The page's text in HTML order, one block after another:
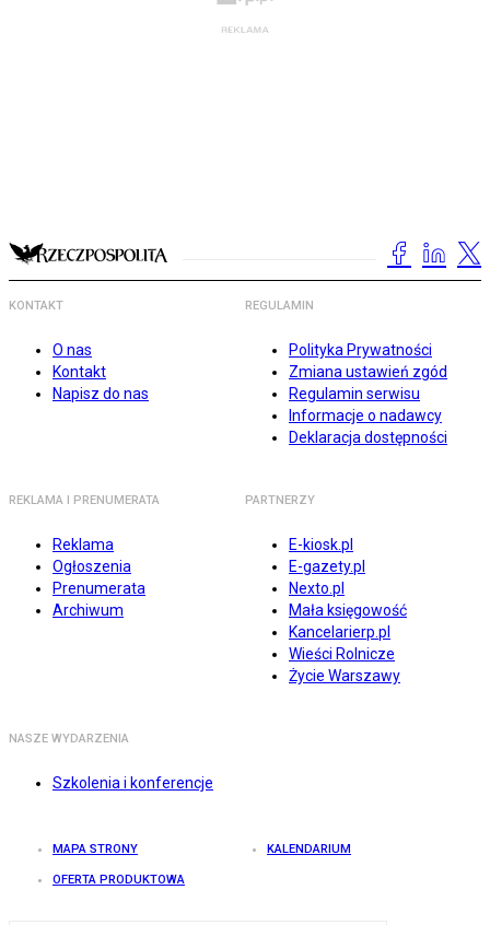
KONTAKT
O nas
Kontakt
Napisz do nas
REGULAMIN
Polityka Prywatności
Zmiana ustawień zgód
Regulamin serwisu
Informacje o nadawcy
Deklaracja dostępności
REKLAMA I PRENUMERATA
Reklama
Ogłoszenia
Prenumerata
Archiwum
PARTNERZY
E-kiosk.pl
E-gazety.pl
Nexto.pl
Mała księgowość
Kancelarierp.pl
Wieści Rolnicze
Życie Warszawy
NASZE WYDARZENIA
Szkolenia i konferencje
MAPA STRONY KALENDARIUM
OFERTA PRODUKTOWA